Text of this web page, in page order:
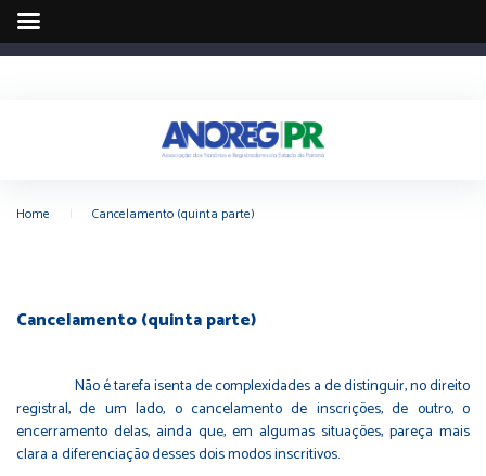
Home Cancelamento (quinta parte)
Cancelamento (quinta parte)
Não é tarefa isenta de complexidades a de distinguir, no direito
registral, de um lado, o cancelamento de inscrições, de outro, o
encerramento delas, ainda que, em algumas situações, pareça mais
clara a diferenciação desses dois modos inscritivos.